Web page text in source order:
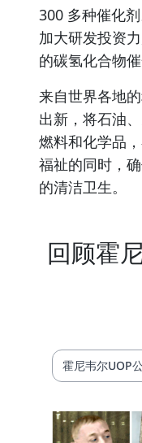
300 多种催化
加大研发投资
的碳氢化合物
来自世界各地
出新，将石油
燃料和化学品
福祉的同时，
的清洁卫生。
回顾霍
霍尼韦尔UOP